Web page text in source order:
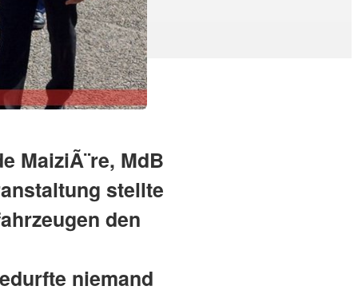
MaiziÃ¨re, MdB
stellte
den
niemand